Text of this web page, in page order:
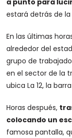
a punto para
estará detrás de
En las últimas
alrededor del
grupo de
en el sector de la
ubica La 12, la
Horas después,
colocando un
famosa pantalla,